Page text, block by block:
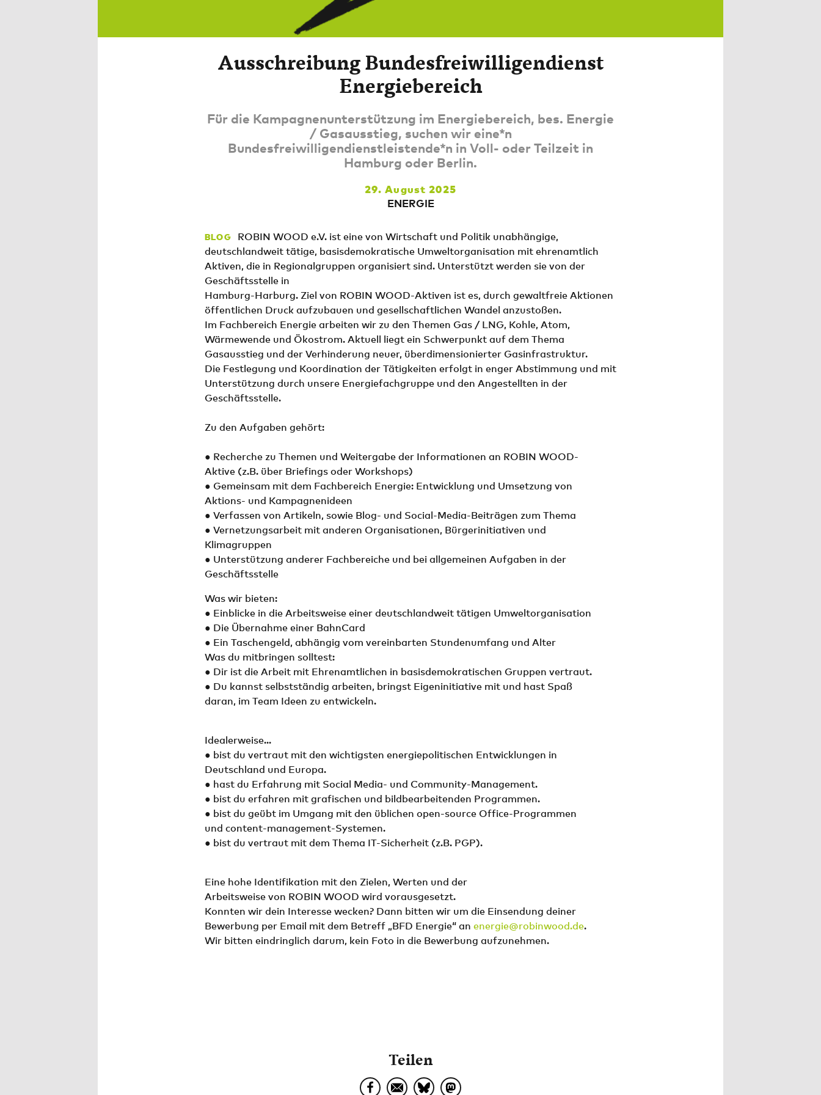
Ausschreibung Bundesfreiwilligendienst
Energiebereich
Für die Kampagnenunterstützung im Energiebereich, bes. Energie
/ Gasausstieg, suchen wir eine*n
Bundesfreiwilligendienstleistende*n in Voll- oder Teilzeit in
Hamburg oder Berlin.
29. August 2025
ENERGIE
BLOG
ROBIN WOOD e.V. ist eine von Wirtschaft und Politik unabhängige,
deutschlandweit tätige, basisdemokratische Umweltorganisation mit ehrenamtlich
Aktiven, die in Regionalgruppen organisiert sind. Unterstützt werden sie von der
Geschäftsstelle in
Hamburg-Harburg. Ziel von ROBIN WOOD-Aktiven ist es, durch gewaltfreie Aktionen
öffentlichen Druck aufzubauen und gesellschaftlichen Wandel anzustoßen.
Im Fachbereich Energie arbeiten wir zu den Themen Gas / LNG, Kohle, Atom,
Wärmewende und Ökostrom. Aktuell liegt ein Schwerpunkt auf dem Thema
Gasausstieg und der Verhinderung neuer, überdimensionierter Gasinfrastruktur.
Die Festlegung und Koordination der Tätigkeiten erfolgt in enger Abstimmung und mit
Unterstützung durch unsere Energiefachgruppe und den Angestellten in der
Geschäftsstelle.
Zu den Aufgaben gehört:
● Recherche zu Themen und Weitergabe der Informationen an ROBIN WOOD-
Aktive (z.B. über Briefings oder Workshops)
● Gemeinsam mit dem Fachbereich Energie: Entwicklung und Umsetzung von
Aktions- und Kampagnenideen
● Verfassen von Artikeln, sowie Blog- und Social-Media-Beiträgen zum Thema
● Vernetzungsarbeit mit anderen Organisationen, Bürgerinitiativen und
Klimagruppen
● Unterstützung anderer Fachbereiche und bei allgemeinen Aufgaben in der
Geschäftsstelle
Was wir bieten:
● Einblicke in die Arbeitsweise einer deutschlandweit tätigen Umweltorganisation
● Die Übernahme einer BahnCard
● Ein Taschengeld, abhängig vom vereinbarten Stundenumfang und Alter
Was du mitbringen solltest:
● Dir ist die Arbeit mit Ehrenamtlichen in basisdemokratischen Gruppen vertraut.
● Du kannst selbstständig arbeiten, bringst Eigeninitiative mit und hast Spaß
daran, im Team Ideen zu entwickeln.
Idealerweise...
● bist du vertraut mit den wichtigsten energiepolitischen Entwicklungen in
Deutschland und Europa.
● hast du Erfahrung mit Social Media- und Community-Management.
● bist du erfahren mit grafischen und bildbearbeitenden Programmen.
● bist du geübt im Umgang mit den üblichen open-source Office-Programmen
und content-management-Systemen.
● bist du vertraut mit dem Thema IT-Sicherheit (z.B. PGP).
Eine hohe Identifikation mit den Zielen, Werten und der
Arbeitsweise von ROBIN WOOD wird vorausgesetzt.
Konnten wir dein Interesse wecken? Dann bitten wir um die Einsendung deiner
Bewerbung per Email mit dem Betreff „BFD Energie“ an energie@robinwood.de.
Wir bitten eindringlich darum, kein Foto in die Bewerbung aufzunehmen.
Teilen